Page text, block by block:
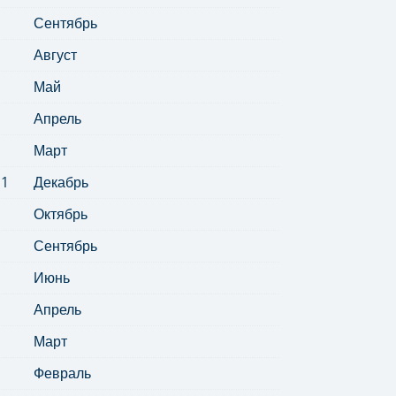
Сентябрь
Август
Май
Апрель
Март
Декабрь
Октябрь
Сентябрь
Июнь
Апрель
Март
Февраль